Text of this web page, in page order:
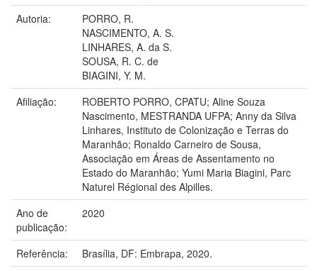
Autoria:
PORRO, R.
NASCIMENTO, A. S.
LINHARES, A. da S.
SOUSA, R. C. de
BIAGINI, Y. M.
Afiliação:
ROBERTO PORRO, CPATU; Aline Souza
Nascimento, MESTRANDA UFPA; Anny da Silva
Linhares, Instituto de Colonização e Terras do
Maranhão; Ronaldo Carneiro de Sousa,
Associação em Áreas de Assentamento no
Estado do Maranhão; Yumi Maria Biagini, Parc
Naturel Régional des Alpilles.
Ano de
publicação:
2020
Referência:
Brasília, DF: Embrapa, 2020.